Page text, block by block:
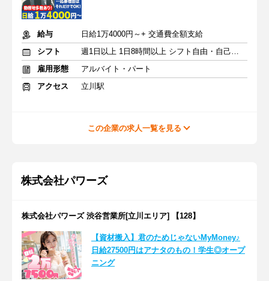
給与
日給1万4000円～+ 交通費全額支給
シフト
週1日以上 1日8時間以上 シフト自由・自己申告
雇用形態
アルバイト・パート
アクセス
立川駅
この企業の求人一覧を見る
株式会社パワーズ
株式会社パワーズ 渋谷営業所[立川エリア] 【128】
【資材搬入】君のためじゃないMyMoney♪
日給27500円はアナタのもの！学生◎オープ
ニング